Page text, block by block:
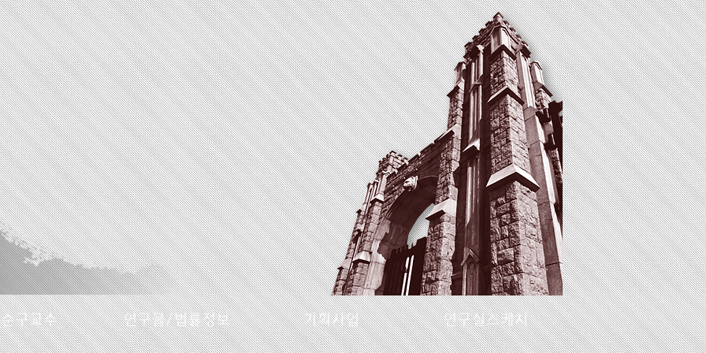
구교수 연구물/법률정보 기획사업 연구실스케치